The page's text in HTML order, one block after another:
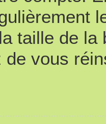
taille de
de vous